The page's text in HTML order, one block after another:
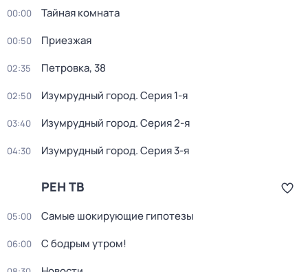
00:00 Тайная комната
00:50 Приезжая
02:35 Петровка, 38
02:50 Изумрудный город. Серия 1-я
03:40 Изумрудный город. Серия 2-я
04:30 Изумрудный город. Серия 3-я
РЕН ТВ
05:00 Самые шoкиpующие гипотезы
06:00 С бодрым утром!